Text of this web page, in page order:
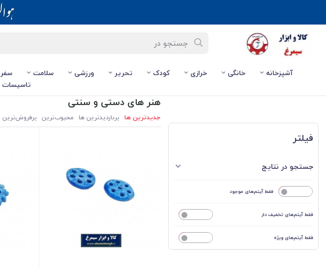
آشپزخانه خانگی خرازی کودک تحریر ورزشی سلامت سفر
تاسیسات
فیلتر
جستجو در نتایج
فقط آیتم‌های موجود
فقط آیتم‌های تخفیف دار
فقط آیتم‌های ویژه
هنر های دستی و سنتی
جدیدترین ها پربازدیدترین ها محبوب‌‌ترین پرفروش‌ترین